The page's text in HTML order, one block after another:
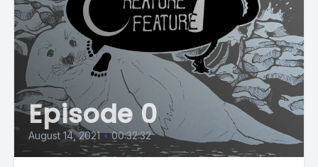
Episode 0
August 14, 2021 • 00:32:32